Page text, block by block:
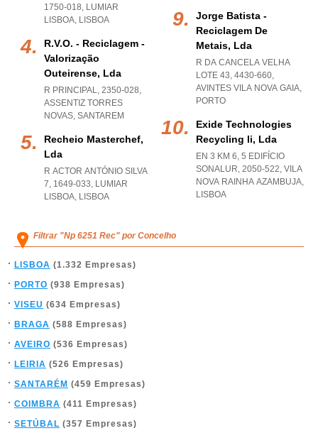
1750-018, LUMIAR
LISBOA, LISBOA
R.v.o. - Reciclagem -
Valorização
Outeirense, Lda
R PRINCIPAL, 2350-028,
ASSENTIZ TORRES
NOVAS, SANTAREM
Recheio Masterchef,
Lda
R ACTOR ANTÓNIO SILVA
7, 1649-033, LUMIAR
LISBOA, LISBOA
Jorge Batista -
Reciclagem De
Metais, Lda
R DA CANCELA VELHA
LOTE 43, 4430-660,
AVINTES VILA NOVA GAIA,
PORTO
Exide Technologies
Recycling Ii, Lda
EN 3 KM 6, 5 EDIFÍCIO
SONALUR, 2050-522, VILA
NOVA RAINHA AZAMBUJA,
LISBOA
Filtrar "Np 6251 Rec" por Concelho
LISBOA (1.332 Empresas)
PORTO (938 Empresas)
VISEU (634 Empresas)
BRAGA (588 Empresas)
AVEIRO (536 Empresas)
LEIRIA (526 Empresas)
SANTARÉM (459 Empresas)
COIMBRA (411 Empresas)
SETÚBAL (357 Empresas)